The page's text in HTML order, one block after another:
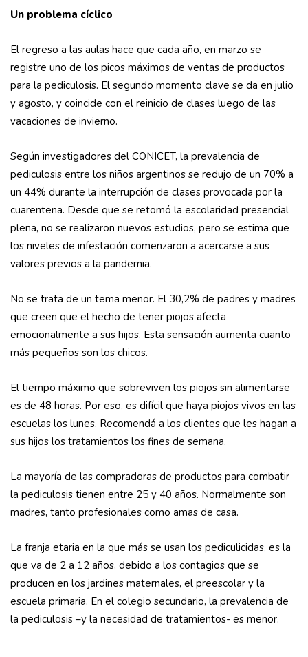
Un problema cíclico
El regreso a las aulas hace que cada año, en marzo se
registre uno de los picos máximos de ventas de productos
para la pediculosis. El segundo momento clave se da en julio
y agosto, y coincide con el reinicio de clases luego de las
vacaciones de invierno.
Según investigadores del CONICET, la prevalencia de
pediculosis entre los niños argentinos se redujo de un 70% a
un 44% durante la interrupción de clases provocada por la
cuarentena. Desde que se retomó la escolaridad presencial
plena, no se realizaron nuevos estudios, pero se estima que
los niveles de infestación comenzaron a acercarse a sus
valores previos a la pandemia.
No se trata de un tema menor. El 30,2% de padres y madres
que creen que el hecho de tener piojos afecta
emocionalmente a sus hijos. Esta sensación aumenta cuanto
más pequeños son los chicos.
El tiempo máximo que sobreviven los piojos sin alimentarse
es de 48 horas. Por eso, es difícil que haya piojos vivos en las
escuelas los lunes. Recomendá a los clientes que les hagan a
sus hijos los tratamientos los fines de semana.
La mayoría de las compradoras de productos para combatir
la pediculosis tienen entre 25 y 40 años. Normalmente son
madres, tanto profesionales como amas de casa.
La franja etaria en la que más se usan los pediculicidas, es la
que va de 2 a 12 años, debido a los contagios que se
producen en los jardines maternales, el preescolar y la
escuela primaria. En el colegio secundario, la prevalencia de
la pediculosis –y la necesidad de tratamientos- es menor.